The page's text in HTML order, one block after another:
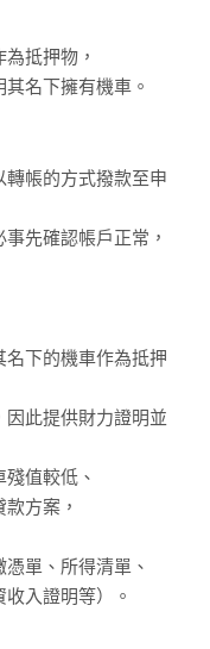
抵押物，
名下擁有機車。
帳的方式撥款至申
先確認帳戶正常，
下的機車作為抵押
此提供財力證明並
值較低、
方案，
憑單、所得清單、
入證明等）。